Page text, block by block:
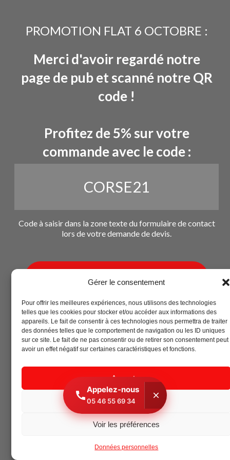
Gérer le consentement
Pour offrir les meilleures expériences, nous utilisons des technologies
telles que les cookies pour stocker et/ou accéder aux informations des
appareils. Le fait de consentir à ces technologies nous permettra de traiter
des données telles que le comportement de navigation ou les ID uniques
sur ce site. Le fait de ne pas consentir ou de retirer son consentement peut
avoir un effet négatif sur certaines caractéristiques et fonctions.
Accepter
Refuser
Voir les préférences
Données personnelles
PROMOTION FLAT 6 OCTOBRE :
Merci d'avoir regardé notre
page de pub et scanné notre QR
code !
Profitez de 5% sur votre
commande avec le code :
CORSE21
Code à saisir dans la zone texte du formulaire de contact
lors de votre demande de devis.
Faire ma demande de devis
Appelez-nous
05 46 55 69 34